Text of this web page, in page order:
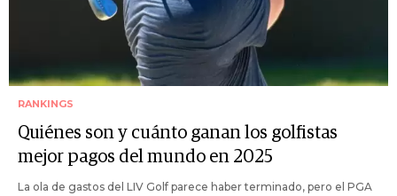
RANKINGS
Quiénes son y cuánto ganan los golfistas
mejor pagos del mundo en 2025
La ola de gastos del LIV Golf parece haber terminado, pero el PGA